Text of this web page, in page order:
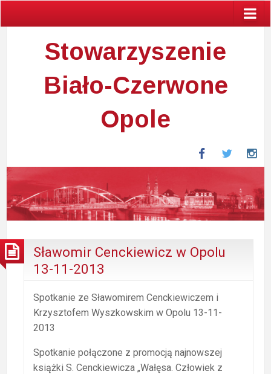
Stowarzyszenie
Biało-Czerwone
Opole
FacebookTwitter
Sławomir Cenckiewicz w Opolu
13-11-2013
Spotkanie ze Sławomirem Cenckiewiczem i
Krzysztofem Wyszkowskim w Opolu 13-11-
2013
Spotkanie połączone z promocją najnowszej
książki S. Cenckiewicza „Wałęsa. Człowiek z